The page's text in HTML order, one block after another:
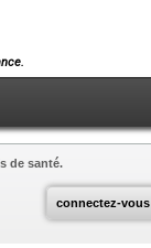
connectez-vous
de santé.